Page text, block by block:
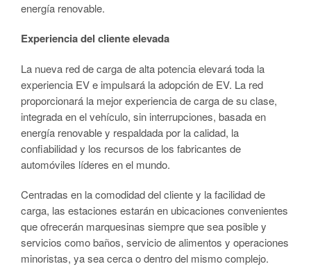
energía renovable.
Experiencia del cliente elevada
La nueva red de carga de alta potencia elevará toda la
experiencia EV e impulsará la adopción de EV. La red
proporcionará la mejor experiencia de carga de su clase,
integrada en el vehículo, sin interrupciones, basada en
energía renovable y respaldada por la calidad, la
confiabilidad y los recursos de los fabricantes de
automóviles líderes en el mundo.
Centradas en la comodidad del cliente y la facilidad de
carga, las estaciones estarán en ubicaciones convenientes
que ofrecerán marquesinas siempre que sea posible y
servicios como baños, servicio de alimentos y operaciones
minoristas, ya sea cerca o dentro del mismo complejo.